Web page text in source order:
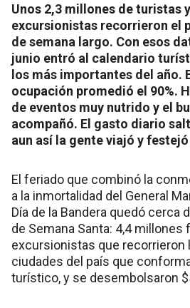
Unos 2,3 millones de turistas
excursionistas recorrieron el
de semana largo. Con esos
junio entró al calendario
los más importantes del año.
ocupación promedió el 90%.
de eventos muy nutrido y el
acompañó. El gasto diario
aun así la gente viajó y
El feriado que combinó la
a la inmortalidad del General
Día de la Bandera quedó cerca
de Semana Santa: 4,4
excursionistas que recorrieron
ciudades del país que
turístico, y se desembolsaron